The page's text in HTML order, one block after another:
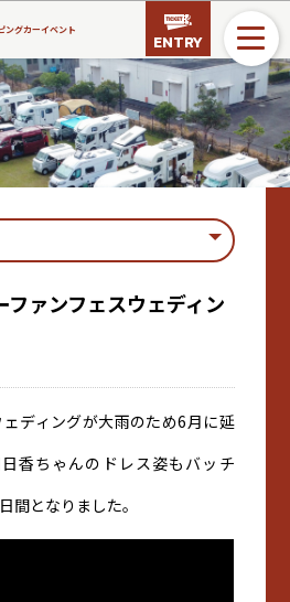
ングカーイベント
ENTRY
ファンフェスウェディン
ディングが大雨のため6月に延
香ちゃんのドレス姿もバッチ
間となりました。